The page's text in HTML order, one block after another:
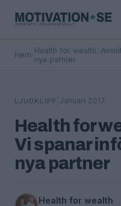
Hem Health for wealth:
nya partner
LJUDKLIPP Januari 2017
Health for
Vi spanar
nya partner
Health for wealth